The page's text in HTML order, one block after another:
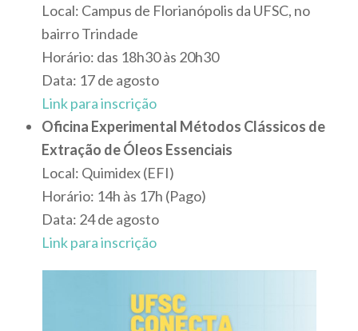
Local: Campus de Florianópolis da UFSC, no
bairro Trindade
Horário: das 18h30 às 20h30
Data: 17 de agosto
Link para inscrição
Oficina Experimental Métodos Clássicos de
Extração de Óleos Essenciais
Local: Quimidex (EFI)
Horário: 14h às 17h (Pago)
Data: 24 de agosto
Link para inscrição